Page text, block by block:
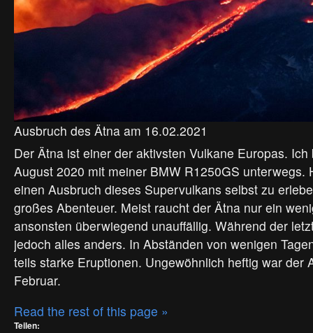
Ausbruch des Ätna am 16.02.2021
Der Ätna ist einer der aktivsten Vulkane Europas.
August 2020 mit meiner BMW R1250GS unterwegs.
einen Ausbruch dieses Supervulkans selbst zu
großes Abenteuer. Meist raucht der Ätna nur ein
ansonsten überwiegend unauffällig. Während der
jedoch alles anders. In Abständen von wenigen
teils starke Eruptionen. Ungewöhnlich heftig war der
Februar.
Read the rest of this page »
Teilen: